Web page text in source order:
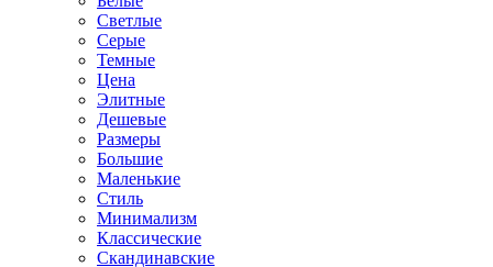
Светлые
Серые
Темные
Цена
Элитные
Дешевые
Размеры
Большие
Маленькие
Стиль
Минимализм
Классические
Скандинавские